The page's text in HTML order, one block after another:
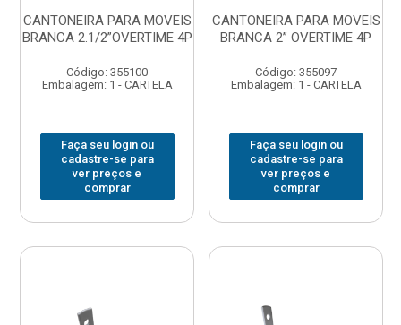
CANTONEIRA PARA MOVEIS
BRANCA 2.1/2”OVERTIME 4P
Código: 355100
Embalagem: 1 - CARTELA
Faça seu login ou
cadastre-se para
ver preços e
comprar
CANTONEIRA PARA MOVEIS
BRANCA 2” OVERTIME 4P
Código: 355097
Embalagem: 1 - CARTELA
Faça seu login ou
cadastre-se para
ver preços e
comprar